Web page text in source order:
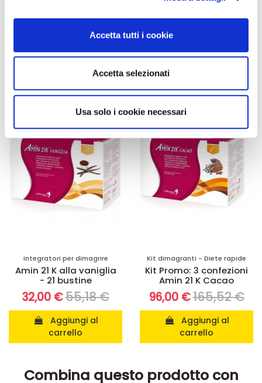
dalla Dichiarazione sui cookie.
Utilizziamo i cookie per personalizzare contenuti ed
analizzare il nostro traffico. Condividiamo inoltre
informazioni sul modo in cui utilizza il nostro sito con i
nostri partner che si occupano di analisi dei dati web,
pubblicità e social media, i quali potrebbero combinarle
con altre informazioni che ha fornito loro o che hanno
raccolto dal suo utilizzo dei loro servizi.
Accetta tutti i cookie
Accetta selezionati
Usa solo i cookie necessari
55,18 €
Aggiungi al
Amin 21 K neutro
32,00 €
Aggiungi al
Integratori per dimagrire
Amin 21 K alla vaniglia
- 21 bustine
32,00 €55,18 €
carrello
Kit dimagranti - Diete rapide
Kit Promo: 3 confezioni
Amin 21 K Cacao
96,00 €165,52 €
carrello
Combina questo prodotto con